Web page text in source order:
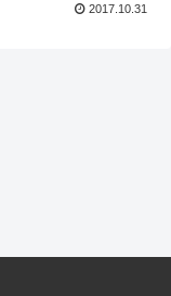
2017.10.31